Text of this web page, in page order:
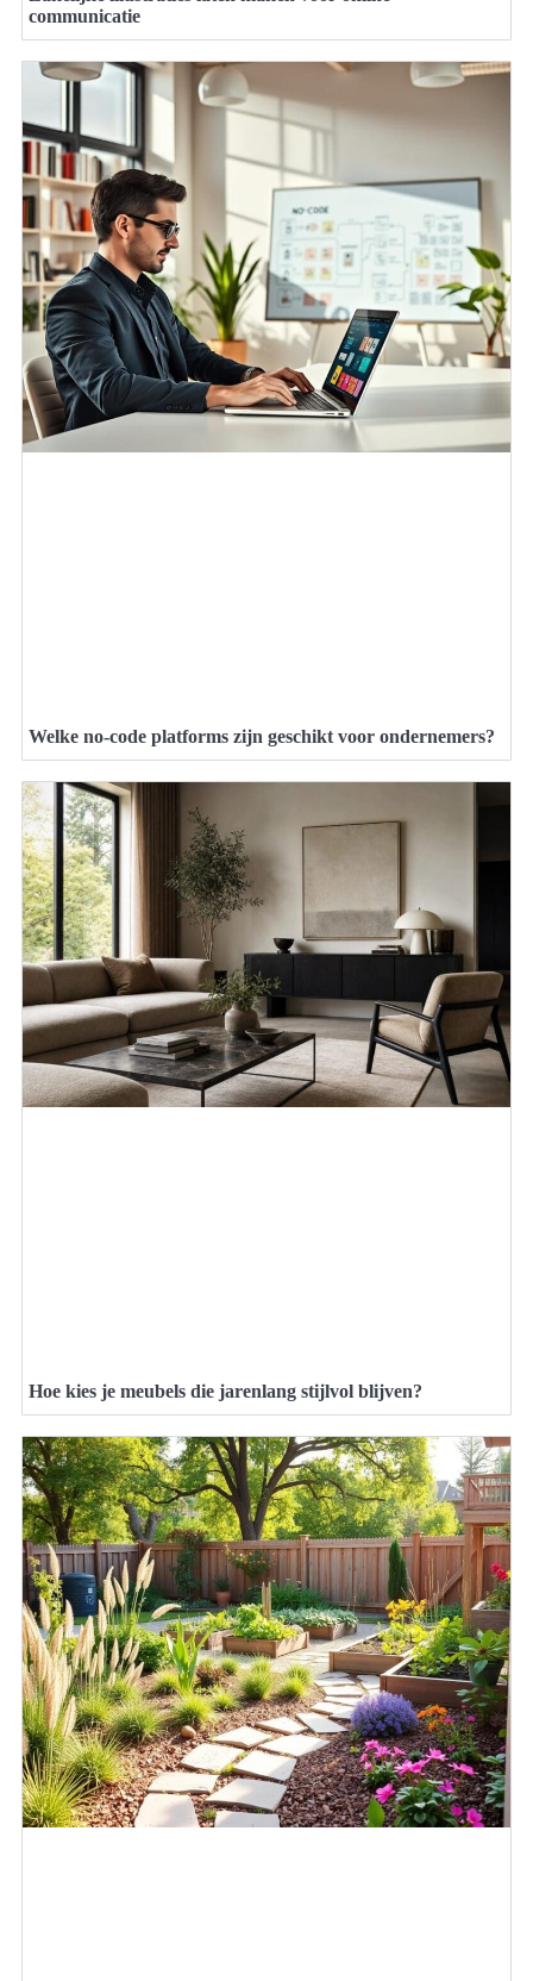
communicatie
Welke no-code platforms zijn geschikt voor ondernemers?
Hoe kies je meubels die jarenlang stijlvol blijven?